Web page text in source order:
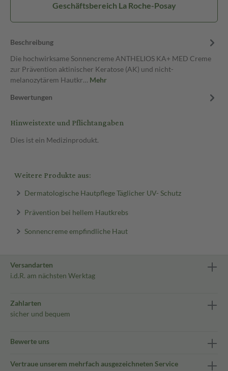
Geschäftsbereich La Roche-Posay
Beschreibung
Die hochwirksame Sonnencreme ANTHELIOS KA+ MED Creme
zur Prävention aktinischer Keratose (AK) und nicht-
melanozytärem Hautkr… Mehr
Bewertungen
Hinweistexte und Pflichtangaben
Dies ist ein Medizinprodukt.
Weitere Produkte aus:
Dermatologische Hautpflege Täglicher UV- Schutz
Prävention bei hellem Hautkrebs
Sonnencreme empfindliche Haut
Versandarten
i.d.R. am nächsten Werktag
Zahlarten
sicher und bequem
Bewerte uns
Vertraue unserem mehrfach ausgezeichneten Service